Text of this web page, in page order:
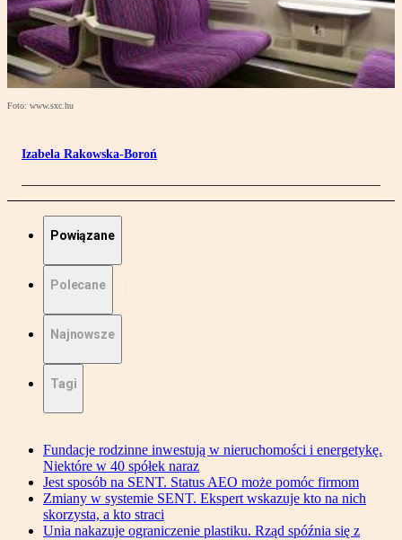
Foto: www.sxc.hu
Izabela Rakowska-Boroń
Powiązane
Polecane
Najnowsze
Tagi
Fundacje rodzinne inwestują w nieruchomości i energetykę.
Niektóre w 40 spółek naraz
Jest sposób na SENT. Status AEO może pomóc firmom
Zmiany w systemie SENT. Ekspert wskazuje kto na nich
skorzysta, a kto straci
Unia nakazuje ograniczenie plastiku. Rząd spóźnia się z